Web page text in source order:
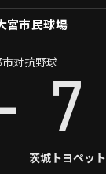
宮市民球場
対抗野球7
茨城トヨペット